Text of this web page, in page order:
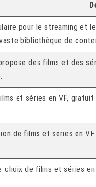
pour le streaming et
bibliothèque de
des films et des
et séries en VF,
de films et séries en
choix de films et séries